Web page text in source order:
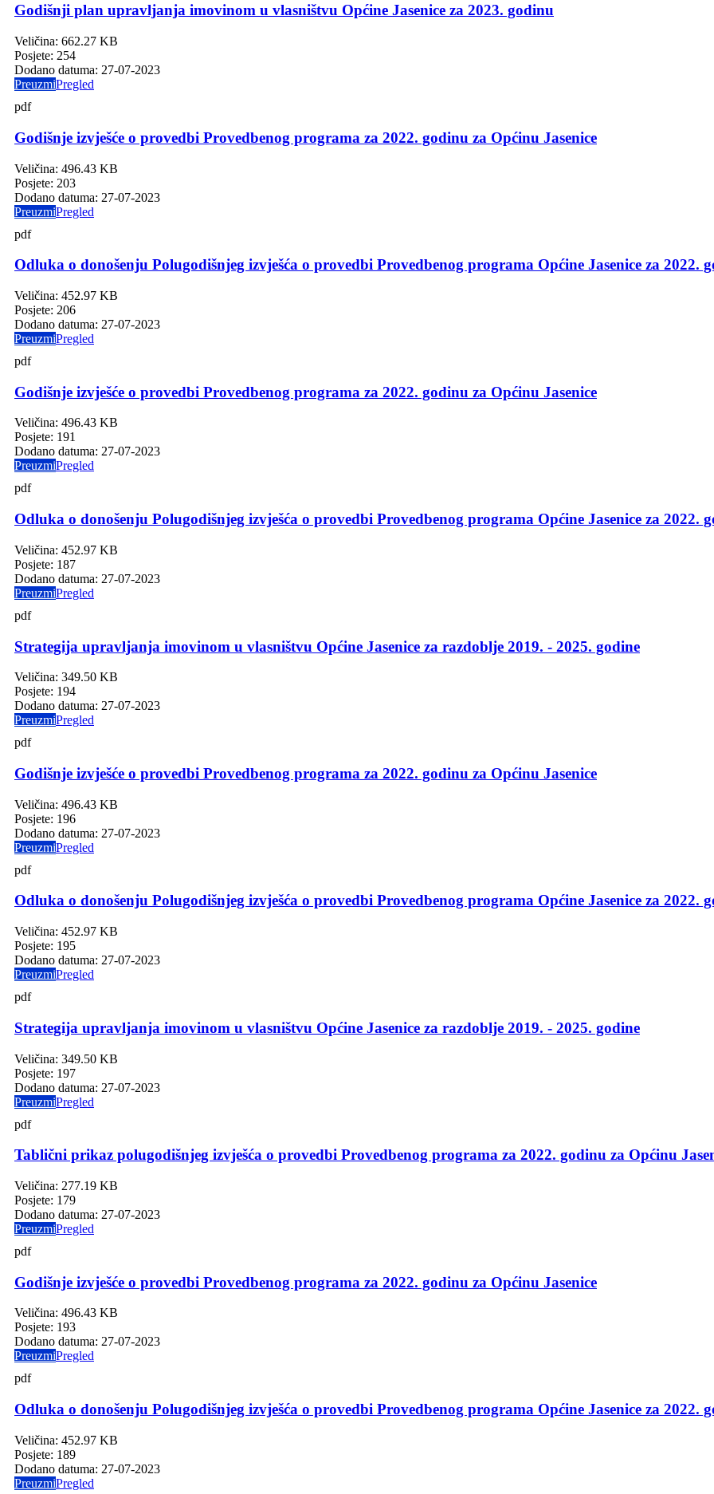
Godišnji plan upravljanja imovinom u vlasništvu Općine Jasenice za 2023. godinu
Veličina: 662.27 KB
Posjete: 254
Dodano datuma: 27-07-2023
PreuzmiPregled
pdf
Godišnje izvješće o provedbi Provedbenog programa za 2022. godinu za Općinu Jasenice
Veličina: 496.43 KB
Posjete: 203
Dodano datuma: 27-07-2023
PreuzmiPregled
pdf
Odluka o donošenju Polugodišnjeg izvješća o provedbi Provedbenog programa Općine Jasenice za 2022.
Veličina: 452.97 KB
Posjete: 206
Dodano datuma: 27-07-2023
PreuzmiPregled
pdf
Godišnje izvješće o provedbi Provedbenog programa za 2022. godinu za Općinu Jasenice
Veličina: 496.43 KB
Posjete: 191
Dodano datuma: 27-07-2023
PreuzmiPregled
pdf
Odluka o donošenju Polugodišnjeg izvješća o provedbi Provedbenog programa Općine Jasenice za 2022.
Veličina: 452.97 KB
Posjete: 187
Dodano datuma: 27-07-2023
PreuzmiPregled
pdf
Strategija upravljanja imovinom u vlasništvu Općine Jasenice za razdoblje 2019. - 2025. godine
Veličina: 349.50 KB
Posjete: 194
Dodano datuma: 27-07-2023
PreuzmiPregled
pdf
Godišnje izvješće o provedbi Provedbenog programa za 2022. godinu za Općinu Jasenice
Veličina: 496.43 KB
Posjete: 196
Dodano datuma: 27-07-2023
PreuzmiPregled
pdf
Odluka o donošenju Polugodišnjeg izvješća o provedbi Provedbenog programa Općine Jasenice za 2022.
Veličina: 452.97 KB
Posjete: 195
Dodano datuma: 27-07-2023
PreuzmiPregled
pdf
Strategija upravljanja imovinom u vlasništvu Općine Jasenice za razdoblje 2019. - 2025. godine
Veličina: 349.50 KB
Posjete: 197
Dodano datuma: 27-07-2023
PreuzmiPregled
pdf
Tablični prikaz polugodišnjeg izvješća o provedbi Provedbenog programa za 2022. godinu za Općinu
Veličina: 277.19 KB
Posjete: 179
Dodano datuma: 27-07-2023
PreuzmiPregled
pdf
Godišnje izvješće o provedbi Provedbenog programa za 2022. godinu za Općinu Jasenice
Veličina: 496.43 KB
Posjete: 193
Dodano datuma: 27-07-2023
PreuzmiPregled
pdf
Odluka o donošenju Polugodišnjeg izvješća o provedbi Provedbenog programa Općine Jasenice za 2022.
Veličina: 452.97 KB
Posjete: 189
Dodano datuma: 27-07-2023
PreuzmiPregled